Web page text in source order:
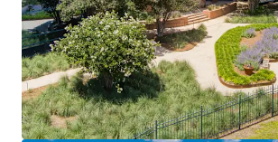
Once-in-a-Generation Catalyst: UT
Long-Term Lease Stability with
Institutional Amenities in a Suburban